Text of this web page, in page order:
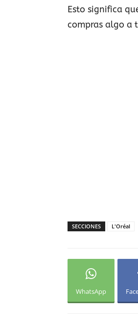
Esto significa
compras algo a
SECCIONES L'Oréal
WhatsApp